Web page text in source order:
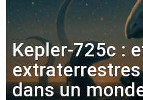
Kepler-725c :
dans un